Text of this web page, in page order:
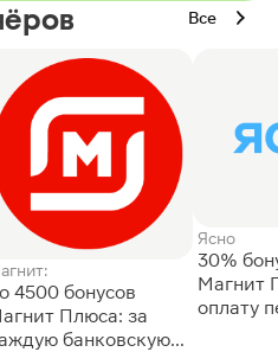
Все
4500 бонусов
Плюса: за
банковскую
Ясно
30%
Магнит
оплату